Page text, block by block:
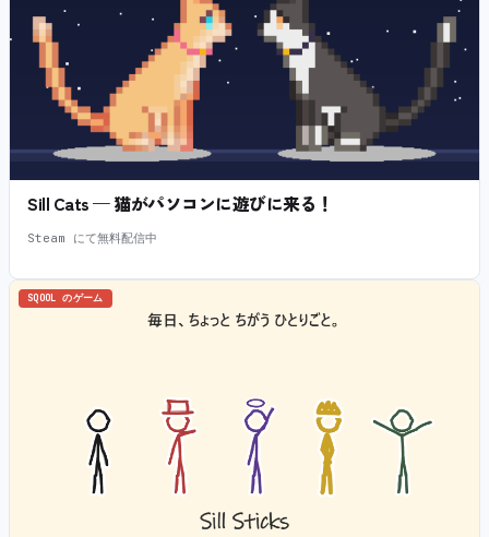
Sill Cats — 猫がパソコンに遊びに来る！
Steam にて無料配信中
SQOOL のゲーム